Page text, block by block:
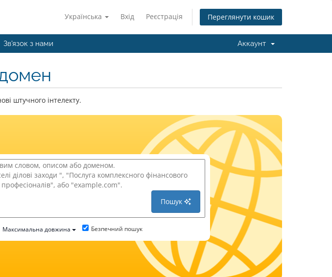
Українська Вхід Реєстрація Переглянути кошик
Зв'язок з нами Аккаунт
штучного інтелекту.
Пошук
Максимальна довжина Безпечний пошук